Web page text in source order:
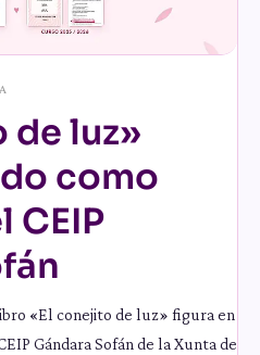
de luz»
como
CEIP
«El conejito de luz» figura en
Gándara Sofán de la Xunta de